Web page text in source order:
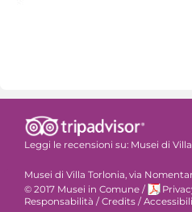
Leggi le recensioni su: Musei di
Musei di Villa Torlonia, via
© 2017 Musei in Comune /
Responsabilità /Credits /